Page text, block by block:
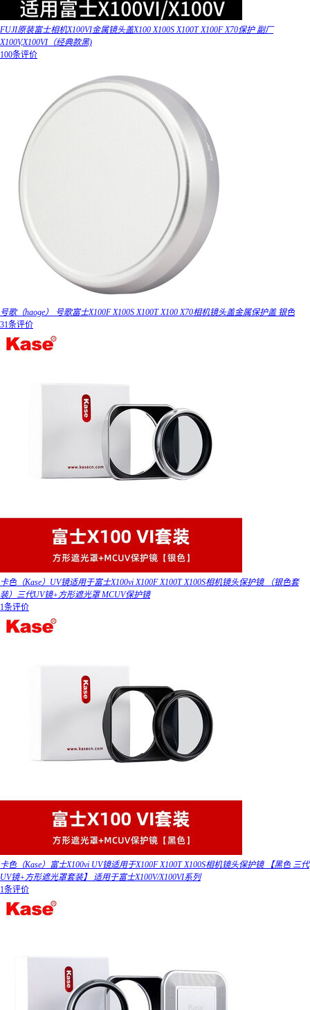
FUJI原装富士相机X100VI金属镜头盖X100 X100S X100T X100F X70保护 副厂
X100V,X100VI（经典款黑)
100条评价
号歌（haoge） 号歌富士X100F X100S X100T X100 X70相机镜头盖金属保护盖 银色
31条评价
卡色（Kase）UV镜适用于富士X100vi X100F X100T X100S相机镜头保护镜 （银色套
装）三代UV镜+方形遮光罩 MCUV保护镜
1条评价
卡色（Kase）富士X100vi UV镜适用于X100F X100T X100S相机镜头保护镜 【黑色 三代
UV镜+方形遮光罩套装】 适用于富士X100V/X100VI系列
1条评价